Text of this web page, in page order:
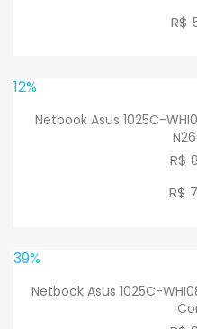
R$
12%
Netbook Asus 1025C-
R$
R$
39%
Netbook Asus 1025C-